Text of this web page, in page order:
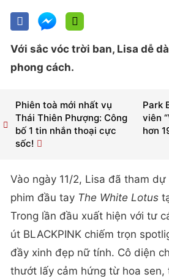
Với sắc vóc trời ban, Lisa dễ
phong cách.
Park
viên
hơn
Phiên toà mới nhất vụ
Thái Thiên Phượng: Công
bố 1 tin nhắn thoại cực
sốc!
Vào ngày 11/2, Lisa đã tham
phim đầu tay The White Lotus
Trong lần đầu xuất hiện với tư
út BLACKPINK chiếm trọn
đầy xinh đẹp nữ tính. Cô diện
thướt lấy cảm hứng từ hoa sen,